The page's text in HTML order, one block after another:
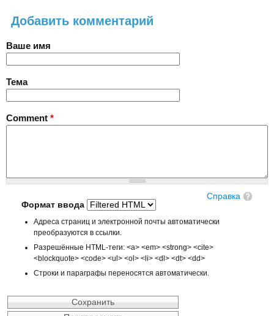
Добавить комментарий
Ваше имя
Тема
Comment *
Справка
Формат ввода
Адреса страниц и электронной почты автоматически
преобразуются в ссылки.
Разрешённые HTML-теги: <a> <em> <strong> <cite>
<blockquote> <code> <ul> <ol> <li> <dl> <dt> <dd>
Строки и параграфы переносятся автоматически.